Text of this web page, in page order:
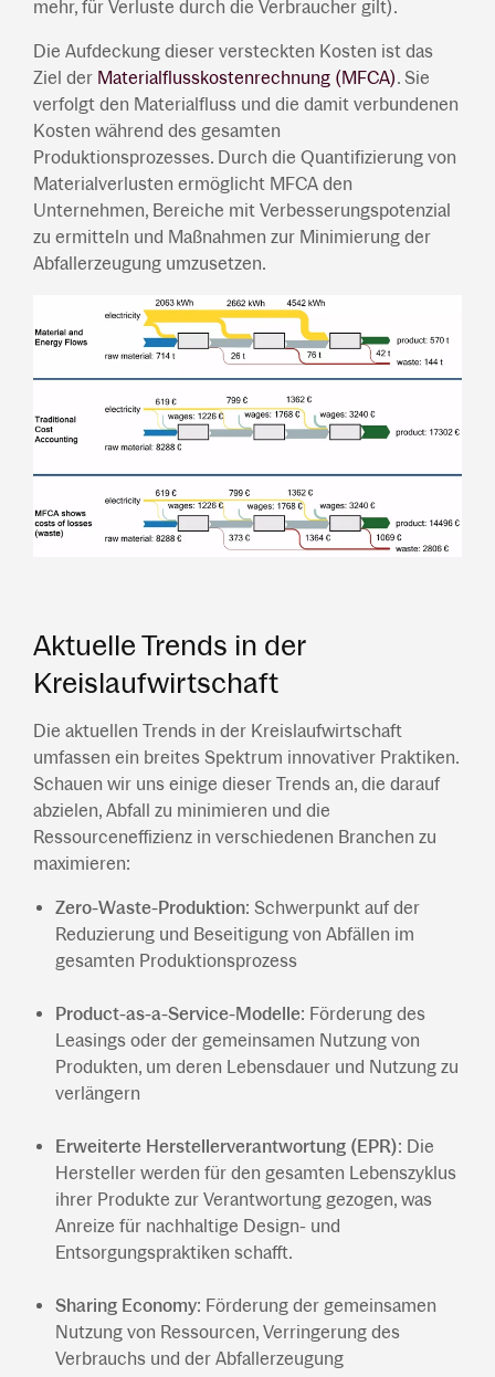
mehr, für Verluste durch die Verbraucher gilt).
Die Aufdeckung dieser versteckten Kosten ist das
Ziel der Materialflusskostenrechnung (MFCA). Sie
verfolgt den Materialfluss und die damit verbundenen
Kosten während des gesamten
Produktionsprozesses. Durch die Quantifizierung von
Materialverlusten ermöglicht MFCA den
Unternehmen, Bereiche mit Verbesserungspotenzial
zu ermitteln und Maßnahmen zur Minimierung der
Abfallerzeugung umzusetzen.
Aktuelle Trends in der
Kreislaufwirtschaft
Die aktuellen Trends in der Kreislaufwirtschaft
umfassen ein breites Spektrum innovativer Praktiken.
Schauen wir uns einige dieser Trends an, die darauf
abzielen, Abfall zu minimieren und die
Ressourceneffizienz in verschiedenen Branchen zu
maximieren:
Zero-Waste-Produktion: Schwerpunkt auf der
Reduzierung und Beseitigung von Abfällen im
gesamten Produktionsprozess
Product-as-a-Service-Modelle: Förderung des
Leasings oder der gemeinsamen Nutzung von
Produkten, um deren Lebensdauer und Nutzung zu
verlängern
Erweiterte Herstellerverantwortung (EPR): Die
Hersteller werden für den gesamten Lebenszyklus
ihrer Produkte zur Verantwortung gezogen, was
Anreize für nachhaltige Design- und
Entsorgungspraktiken schafft.
Sharing Economy: Förderung der gemeinsamen
Nutzung von Ressourcen, Verringerung des
Verbrauchs und der Abfallerzeugung